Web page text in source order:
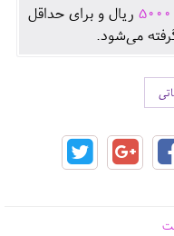
5000 ريال و برای حداقل
می‌شود.